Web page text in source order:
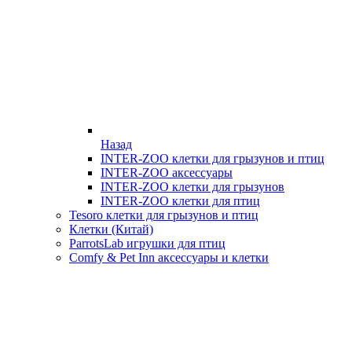
Назад
INTER-ZOO клетки для грызунов и птиц
INTER-ZOO аксессуары
INTER-ZOO клетки для грызунов
INTER-ZOO клетки для птиц
Tesoro клетки для грызунов и птиц
Клетки (Китай)
ParrotsLab игрушки для птиц
Comfy & Pet Inn аксессуары и клетки